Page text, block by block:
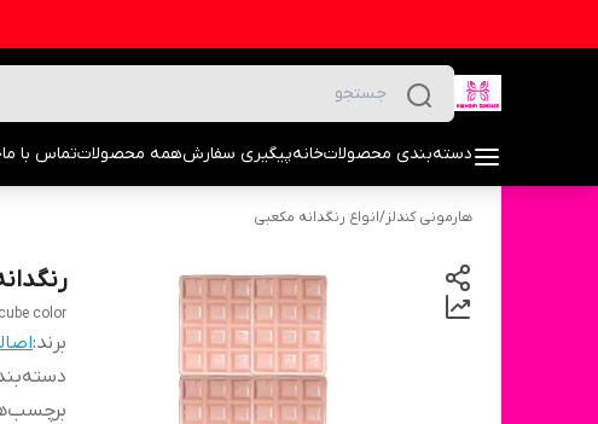
دسته‌بندی محصولاتخانهپیگیری سفارشهمه محصولاتتماس با ما
هارمونی کندلز/انواع رنگدانه مکعبی
color
برند: